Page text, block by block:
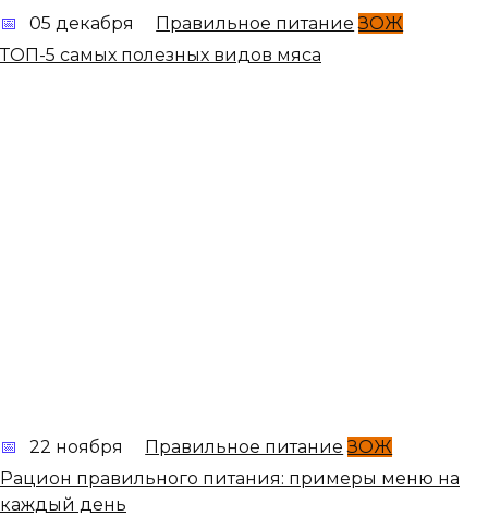
05 декабря Правильное питание ЗОЖ
ТОП-5 самых полезных видов мяса
22 ноября Правильное питание ЗОЖ
Рацион правильного питания: примеры меню на
каждый день